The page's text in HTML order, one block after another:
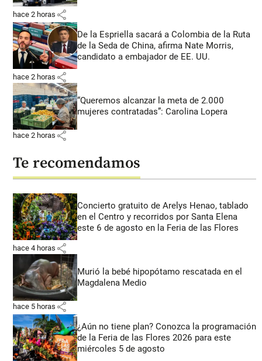
hace 2 horas share
De la Espriella sacará a Colombia de la Ruta
de la Seda de China, afirma Nate Morris,
candidato a embajador de EE. UU.
hace 2 horas share
“Queremos alcanzar la meta de 2.000
mujeres contratadas”: Carolina Lopera
hace 2 horas share
Te recomendamos
Concierto gratuito de Arelys Henao, tablado
en el Centro y recorridos por Santa Elena
este 6 de agosto en la Feria de las Flores
hace 4 horas share
Murió la bebé hipopótamo rescatada en el
Magdalena Medio
hace 5 horas share
¿Aún no tiene plan? Conozca la programación
de la Feria de las Flores 2026 para este
miércoles 5 de agosto